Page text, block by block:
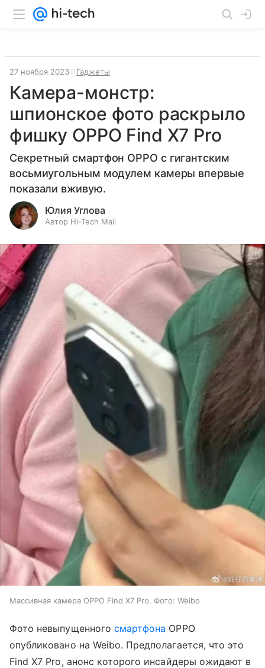
27 ноября 2023 Гаджеты
Камера-монстр:
шпионское фото раскрыло
фишку OPPO Find X7 Pro
Секретный смартфон OPPO с гигантским
восьмиугольным модулем камеры впервые
показали вживую.
Юлия Углова
Автор Hi-Tech Mail
Массивная камера OPPO Find X7 Pro. Фото: Weibo
Фото невыпущенного смартфона OPPO
опубликовано на Weibo. Предполагается, что это
Find X7 Pro, анонс которого инсайдеры ожидают в